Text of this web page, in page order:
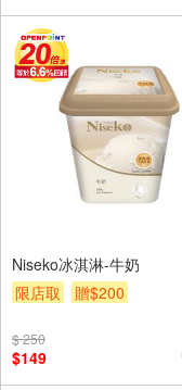
Niseko冰淇淋-牛奶
限店取
贈$200
$ 250
$149